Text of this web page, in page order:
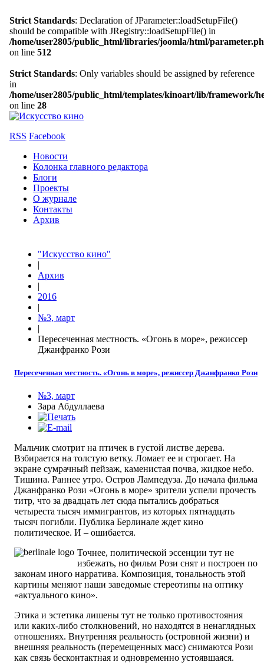
Strict Standards: Declaration of JParameter::loadSetupFile()
should be compatible with JRegistry::loadSetupFile() in
/home/user2805/public_html/libraries/joomla/html/
on line 512
Strict Standards: Only variables should be assigned by reference
in
/home/user2805/public_html/templates/kinoart/lib/framework/
on line 28
RSS Facebook
Новости
Колонка главного редактора
Блоги
Проекты
О журнале
Контакты
Архив
"Искусство кино"
|
Архив
|
2016
|
№3, март
|
Пересеченная местность. «Огонь в море», режиссер
Джанфранко Рози
Пересеченная местность. «Огонь в море», режиссер Джанфранко Рози
№3, март
Зара Абдуллаева
Мальчик смотрит на птичек в густой листве дерева.
Взбирается на толстую ветку. Ломает ее и строгает. На
экране сумрачный пейзаж, каменистая почва, жидкое небо.
Тишина. Раннее утро. Остров Лампедуза. До начала фильма
Джанфранко Рози «Огонь в море» зрители успели прочесть
титр, что за двадцать лет сюда пытались добраться
четыреста тысяч иммигрантов, из которых пятнадцать
тысяч погибли. Публика Берлинале ждет кино
политическое. И – ошибается.
Точнее, политической эссенции тут не
избежать, но фильм Рози снят и построен по
законам иного нарратива. Композиция, тональность этой
картины меняют наши заведомые стереотипы на оптику
«актуального кино».
Этика и эстетика лишены тут не только противостояния
или каких-либо столкновений, но находятся в ненаглядных
отношениях. Внутренняя реальность (островной жизни) и
внешняя реальность (перемещенных масс) снимаются Рози
как связь бесконтактная и одновременно устоявшаяся.